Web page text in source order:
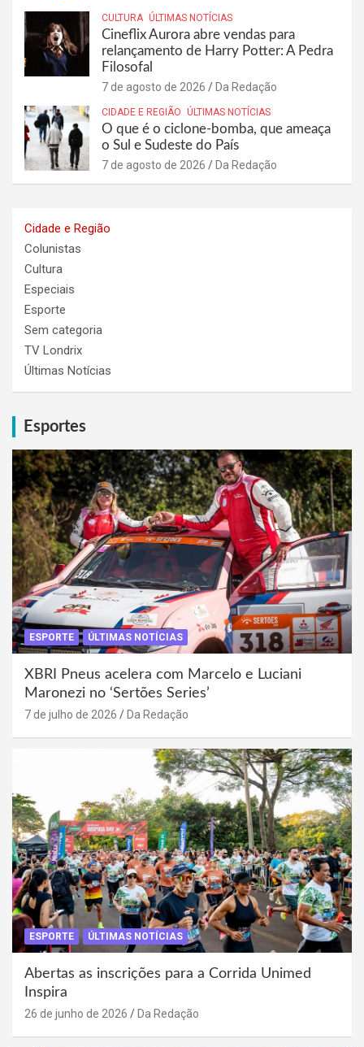
CULTURA ÚLTIMAS NOTÍCIAS
Cineflix Aurora abre vendas para
relançamento de Harry Potter: A Pedra
Filosofal
7 de agosto de 2026 Da Redação
CIDADE E REGIÃO ÚLTIMAS NOTÍCIAS
O que é o ciclone-bomba, que ameaça
o Sul e Sudeste do País
7 de agosto de 2026 Da Redação
Cidade e Região
Colunistas
Cultura
Especiais
Esporte
Sem categoria
TV Londrix
Últimas Notícias
Esportes
ESPORTE ÚLTIMAS NOTÍCIAS
XBRI Pneus acelera com Marcelo e Luciani
Maronezi no ‘Sertões Series’
7 de julho de 2026 Da Redação
ESPORTE ÚLTIMAS NOTÍCIAS
Abertas as inscrições para a Corrida Unimed
Inspira
26 de junho de 2026 Da Redação